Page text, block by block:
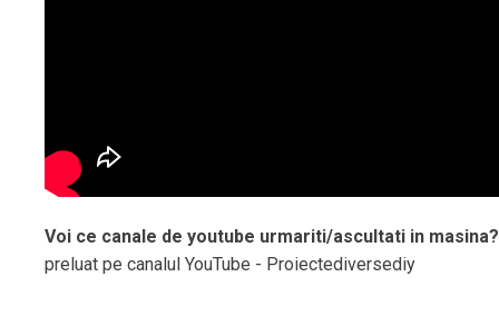
Voi ce canale de youtube urmariti/ascultati in
preluat pe canalul YouTube - Proiectediversediy